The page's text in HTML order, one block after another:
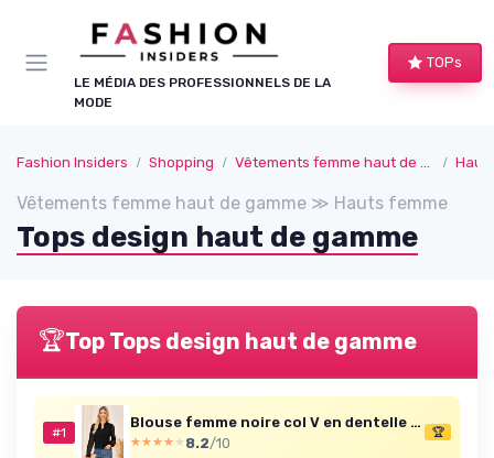
LE MÉDIA DES PROFESSIONNELS DE LA
MODE
TOPs
Fashion Insiders Shopping Vêtements femme haut de gamme
Vêtements femme haut de gamme ≫ Hauts femme
Tops design haut de gamme
🏆Top Tops design haut de gamme
#1
Blouse femme noire col V en dentelle (M)
★★★★★
★★★★★ 8.2/10
🏆